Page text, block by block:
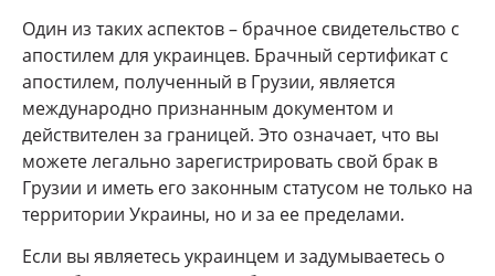
Один из таких аспектов – брачное свидетельство с
апостилем для украинцев. Брачный сертификат с
апостилем, полученный в Грузии, является
международно признанным документом и
действителен за границей. Это означает, что вы
можете легально зарегистрировать свой брак в
Грузии и иметь его законным статусом не только на
территории Украины, но и за ее пределами.
Если вы являетесь украинцем и задумываетесь о